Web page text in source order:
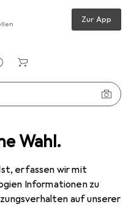
Wahl.
erfassen wir mit
Informationen zu
auf unserer
Zur App
Villeroy & Boch Winter Collage